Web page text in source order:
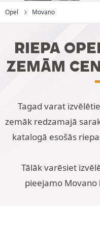
Opel Movano
RIEPA
ZEMĀM
Tagad varat
zemāk redzamajā
katalogā esošās
Tālāk varēsiet
pieejamo